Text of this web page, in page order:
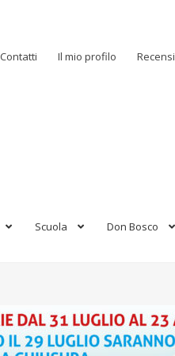
Contatti Il mio profilo
Scuola Don Bosco